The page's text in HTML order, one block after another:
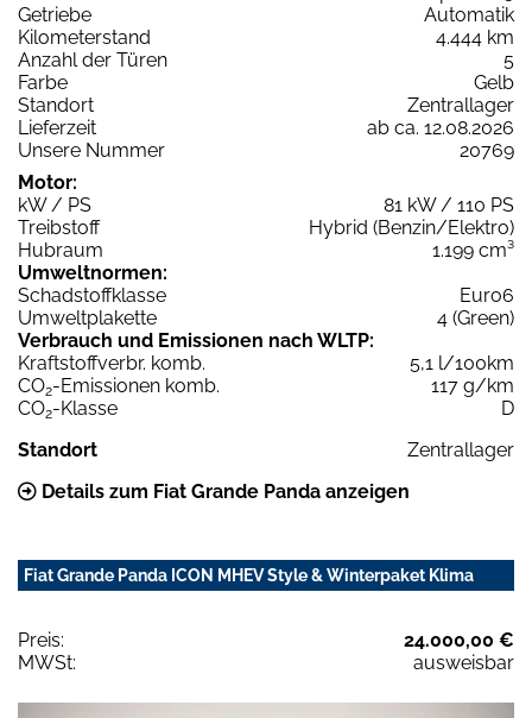
Getriebe
Automatik
Kilometerstand
4.444 km
Anzahl der Türen
5
Farbe
Gelb
Standort
Zentrallager
Lieferzeit
ab ca. 12.08.2026
Unsere Nummer
20769
Motor:
kW / PS
81 kW / 110 PS
Treibstoff
Hybrid (Benzin/Elektro)
Hubraum
1.199 cm³
Umweltnormen:
Schadstoffklasse
Euro6
Umweltplakette
4 (Green)
Verbrauch und Emissionen nach WLTP:
Kraftstoffverbr. komb.
5,1 l/100km
CO2-Emissionen komb.
117 g/km
CO2-Klasse
D
Standort
Zentrallager
Details zum Fiat Grande Panda anzeigen
Fiat Grande Panda ICON MHEV Style & Winterpaket Klima
Preis:
24.000,00 €
MWSt:
ausweisbar